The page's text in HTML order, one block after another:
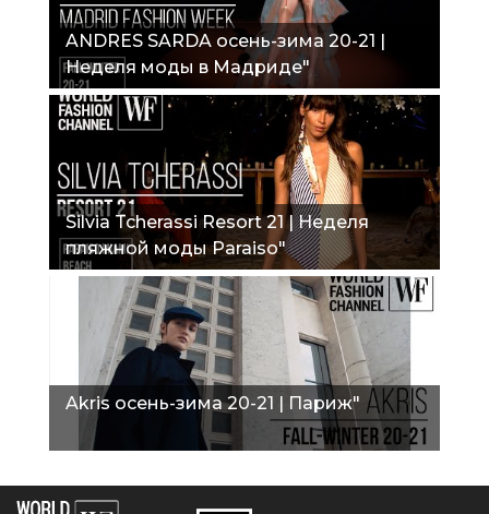
ANDRES SARDA осень-зима 20-21 |
Неделя моды в Мадриде"
Silvia Tcherassi Resort 21 | Неделя
пляжной моды Paraiso"
Akris осень-зима 20-21 | Париж"